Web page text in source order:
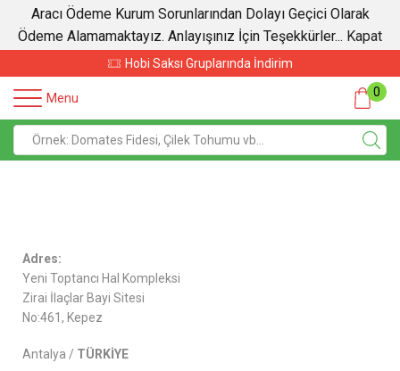
Aracı Ödeme Kurum Sorunlarından Dolayı Geçici Olarak
Ödeme Alamamaktayız. Anlayışınız İçin Teşekkürler... Kapat
Hobi Saksı Gruplarında İndirim
Menu 0
Adres:
Yeni Toptancı Hal Kompleksi
Zirai İlaçlar Bayi Sitesi
No:461, Kepez
Antalya / TÜRKİYE